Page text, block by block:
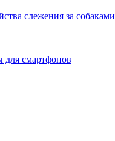
слежения за собаками
для смартфонов